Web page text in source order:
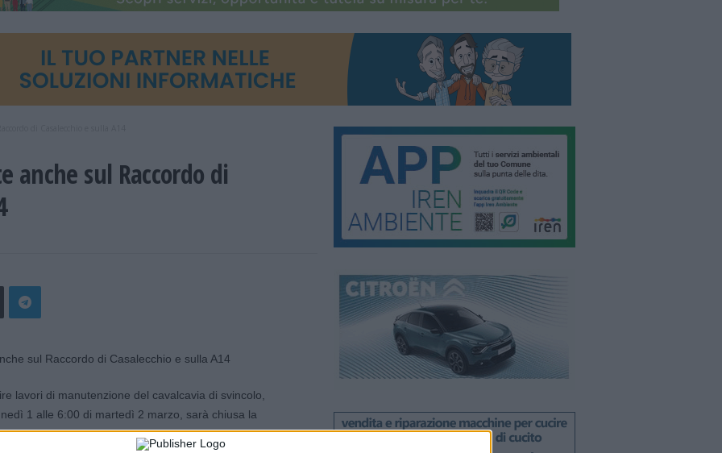
anche sul Raccordo di
lavori di manutenzione del cavalcavia di svincolo,
1 alle 6:00 di martedì 2 marzo, sarà chiusa la
verso la A14 Bologna-Taranto e in uscita per chi proviene